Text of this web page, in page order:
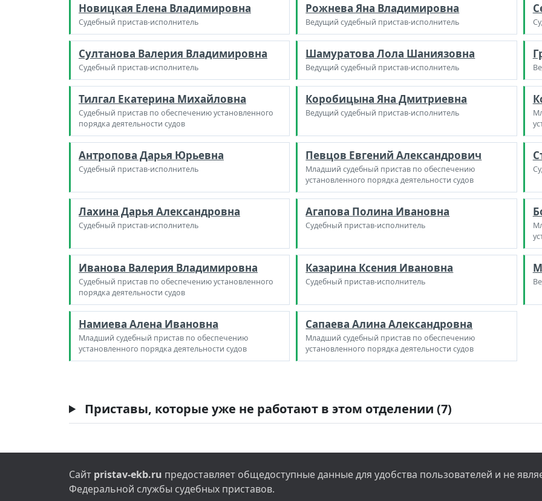
Новицкая Елена Владимировна
Судебный пристав-исполнитель
Рожнева Яна Владимировна
Ведущий судебный пристав-исполнитель
Султанова Валерия Владимировна
Судебный пристав-исполнитель
Шамуратова Лола Шаниязовна
Ведущий судебный пристав-исполнитель
Тилгал Екатерина Михайловна
Судебный пристав по обеспечению установленного
порядка деятельности судов
Коробицына Яна Дмитриевна
Ведущий судебный пристав-исполнитель
Антропова Дарья Юрьевна
Судебный пристав-исполнитель
Певцов Евгений Александрович
Младший судебный пристав по обеспечению
установленного порядка деятельности судов
Лахина Дарья Александровна
Судебный пристав-исполнитель
Агапова Полина Ивановна
Судебный пристав-исполнитель
Иванова Валерия Владимировна
Судебный пристав по обеспечению установленного
порядка деятельности судов
Казарина Ксения Ивановна
Судебный пристав-исполнитель
Намиева Алена Ивановна
Младший судебный пристав по обеспечению
установленного порядка деятельности судов
Сапаева Алина Александровна
Младший судебный пристав по обеспечению
установленного порядка деятельности судов
Приставы, которые уже не работают в этом отделении (7)
Сайт pristav-ekb.ru предоставляет общедоступные данные для удобства пользователей и не
Федеральной службы судебных приставов.